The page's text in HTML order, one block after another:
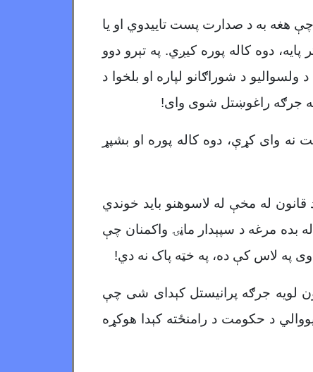
هغه به د صدارت پست تاییدوي او یا
دوه کاله پوره کیږي. په تېرو دوو
د شوراګانو لپاره او بلخوا د
جرګه راغوښتل شوی وای!
وای کړې، دوه کاله پوره او بشپړ
له مخې له لاسوهنو باید خوندي
بده مرغه د سپېدار ماڼۍ واکمنان چې
په لاس کې ده، په خټه پاک نه دي!
لویه جرګه پرانیستل کېدای شی چې
د حکومت د رامنځته کېدا هوکړه